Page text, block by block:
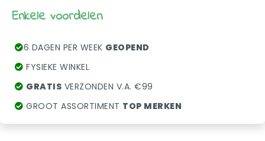
Enkele voordelen
6 DAGEN PER WEEK GEOPEND
FYSIEKE WINKEL
GRATIS VERZONDEN V.A. €99
GROOT ASSORTIMENT TOP MERKEN